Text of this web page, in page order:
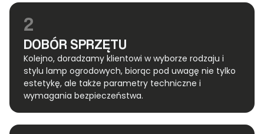
2
DOBÓR SPRZĘTU
Kolejno, doradzamy klientowi w wyborze rodzaju i
stylu lamp ogrodowych, biorąc pod uwagę nie tylko
estetykę, ale także parametry techniczne i
wymagania bezpieczeństwa.